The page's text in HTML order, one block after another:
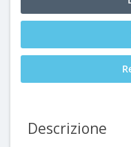
Descrizione